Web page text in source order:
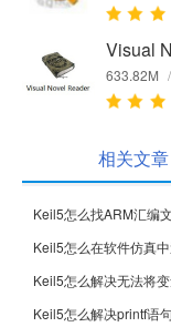
Visual
633.82M /
相关文章
Keil5怎么找ARM汇编